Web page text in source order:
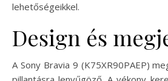
lehetőségeikkel.
Design és
A Sony Bravia 9 (K75XR90PAEP)